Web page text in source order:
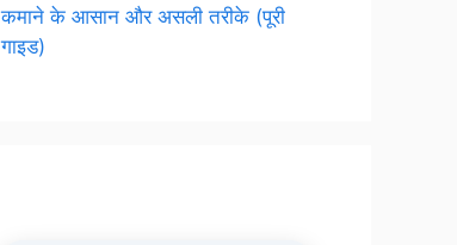
कमाने के आसान और असली तरीके (पूरी
गाइड)